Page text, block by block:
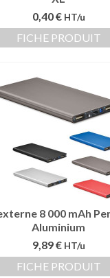
0,40 € HT/u
FICHE PRODUIT
8 000 mAh
Aluminium
9,89 € HT/u
FICHE PRODUIT